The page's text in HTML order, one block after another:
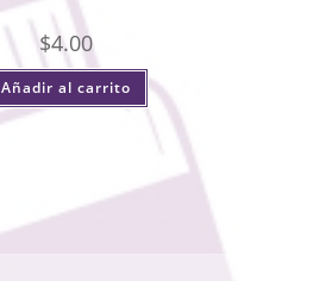
$4.00
Añadir al carrito